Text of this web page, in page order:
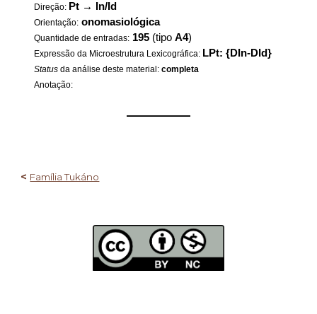
Direção: Pt → In/Id
Orientação: onomasiológica
Quantidade de entradas: 195 (tipoA4)
Expressão da Microestrutura Lexicográfica: LPt: {DIn-DId}
Status da análise deste material:completa
Anotação:
——————
< Família Tukáno